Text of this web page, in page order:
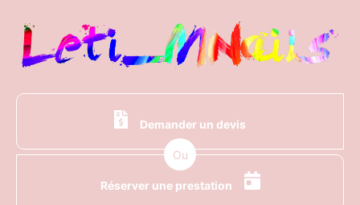
Demander un devis
Ou
Réserver une prestation